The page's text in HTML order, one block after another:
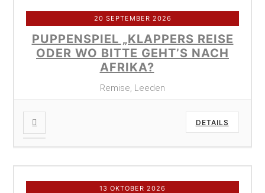
20 SEPTEMBER 2026
PUPPENSPIEL „KLAPPERS REISE
ODER WO BITTE GEHT’S NACH
AFRIKA?
Remise, Leeden
DETAILS
13 OKTOBER 2026